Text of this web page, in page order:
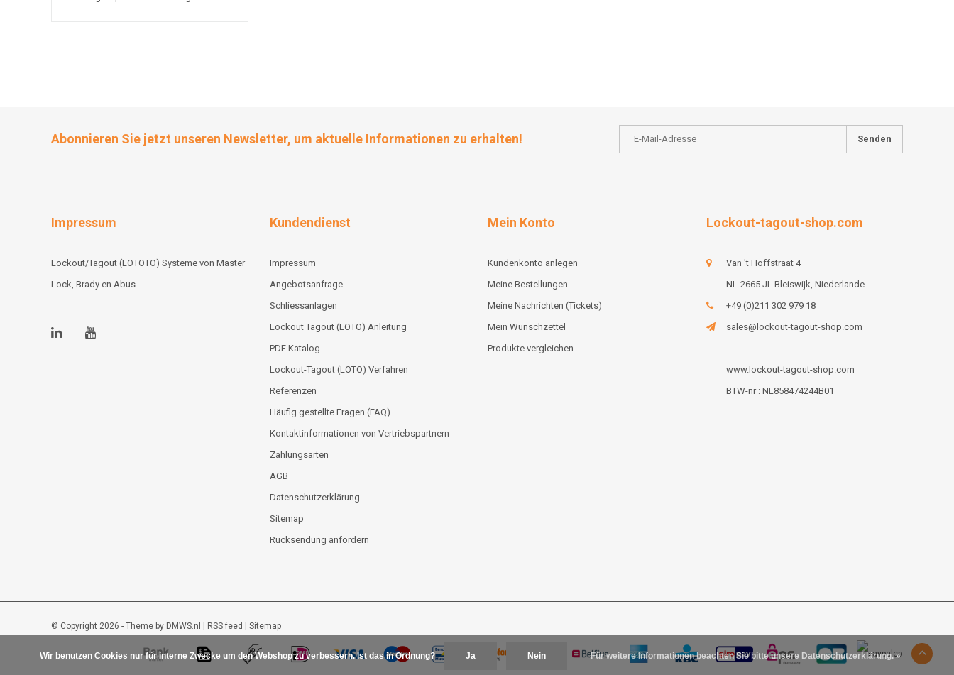
Abonnieren Sie jetzt unseren Newsletter, um aktuelle Informationen zu erhalten! Senden
Impressum
Lockout/Tagout (LOTOTO) Systeme von Master
Lock, Brady en Abus
Kundendienst
Impressum
Angebotsanfrage
Schliessanlagen
Lockout Tagout (LOTO) Anleitung
PDF Katalog
Lockout-Tagout (LOTO) Verfahren
Referenzen
Häufig gestellte Fragen (FAQ)
Kontaktinformationen von Vertriebspartnern
Zahlungsarten
AGB
Datenschutzerklärung
Sitemap
Rücksendung anfordern
Mein Konto
Kundenkonto anlegen
Meine Bestellungen
Meine Nachrichten (Tickets)
Mein Wunschzettel
Produkte vergleichen
Lockout-tagout-shop.com
Van 't Hoffstraat 4
NL-2665 JL Bleiswijk, Niederlande
+49 (0)211 302 979 18
sales@lockout-tagout-shop.com
www.lockout-tagout-shop.com
BTW-nr : NL858474244B01
© Copyright 2026 - Theme by DMWS.nl | RSS feed | Sitemap
Wir benutzen Cookies nur für interne Zwecke um den Webshop zu verbessern. Ist das in Ordnung? Ja Nein Für weitere Informationen beachten Sie bitte unsere Datenschutzerklärung. »